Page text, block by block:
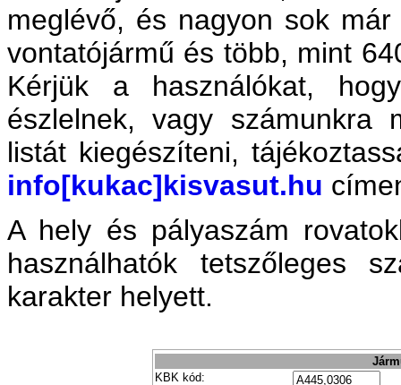
meglévő, és nagyon sok
vontatójármű és több, mint
Kérjük a használókat,
észlelnek, vagy számunkra
listát kiegészíteni,
info[kukac]kisvasut.hu
A hely és pályaszám
használhatók tetszőleges
karakter helyett.
KBK kód: